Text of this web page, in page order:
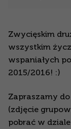
Zwycięskim
wszystkim
wspaniałych
2015/2016! :)
Zapraszamy
(zdjęcie
pobrać w dziale